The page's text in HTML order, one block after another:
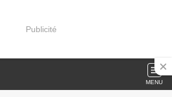
Publicité
MENU